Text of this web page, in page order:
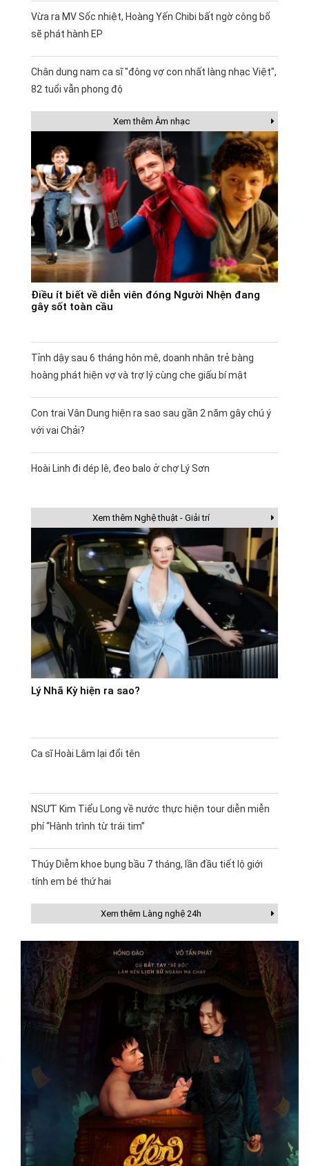
Vừa ra MV Sốc nhiệt, Hoàng Yến Chibi bất ngờ công bố
sẽ phát hành EP
Chân dung nam ca sĩ "đông vợ con nhất làng nhạc Việt",
82 tuổi vẫn phong độ
Xem thêm Âm nhạc
Điều ít biết về diễn viên đóng Người Nhện đang
gây sốt toàn cầu
Tỉnh dậy sau 6 tháng hôn mê, doanh nhân trẻ bàng
hoàng phát hiện vợ và trợ lý cùng che giấu bí mật
Con trai Vân Dung hiện ra sao sau gần 2 năm gây chú ý
với vai Chải?
Hoài Linh đi dép lê, đeo balo ở chợ Lý Sơn
Xem thêm Nghệ thuật - Giải trí
Lý Nhã Kỳ hiện ra sao?
Ca sĩ Hoài Lâm lại đổi tên
NSƯT Kim Tiểu Long về nước thực hiện tour diễn miễn
phí “Hành trình từ trái tim”
Thúy Diễm khoe bụng bầu 7 tháng, lần đầu tiết lộ giới
tính em bé thứ hai
Xem thêm Làng nghệ 24h